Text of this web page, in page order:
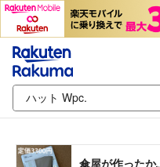
傘屋が作った